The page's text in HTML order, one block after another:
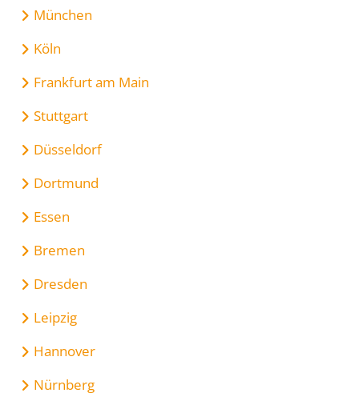
München
Köln
Frankfurt am Main
Stuttgart
Düsseldorf
Dortmund
Essen
Bremen
Dresden
Leipzig
Hannover
Nürnberg